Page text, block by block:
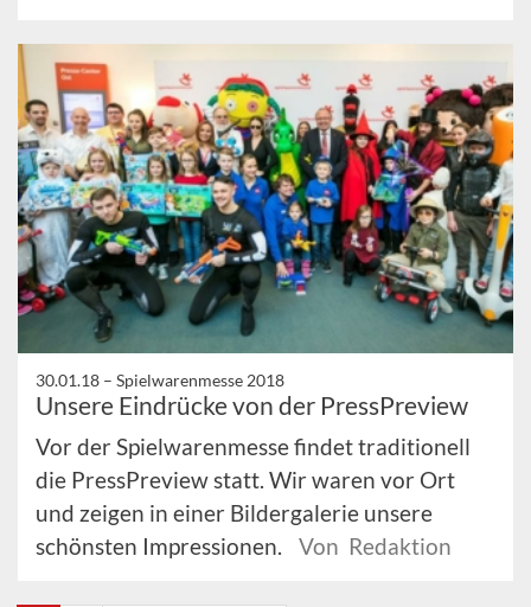
30.01.18 – Spielwarenmesse 2018
Unsere Eindrücke von der PressPreview
Vor der Spielwarenmesse findet traditionell
die PressPreview statt. Wir waren vor Ort
und zeigen in einer Bildergalerie unsere
schönsten Impressionen.
Von Redaktion